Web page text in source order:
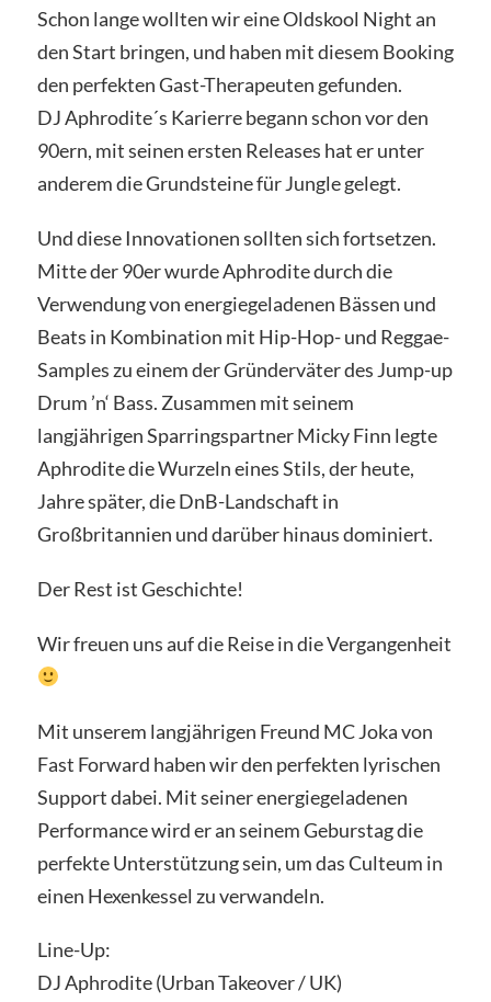
Schon lange wollten wir eine Oldskool Night an
den Start bringen, und haben mit diesem Booking
den perfekten Gast-Therapeuten gefunden.
DJ Aphrodite´s Karierre begann schon vor den
90ern, mit seinen ersten Releases hat er unter
anderem die Grundsteine für Jungle gelegt.
Und diese Innovationen sollten sich fortsetzen.
Mitte der 90er wurde Aphrodite durch die
Verwendung von energiegeladenen Bässen und
Beats in Kombination mit Hip-Hop- und Reggae-
Samples zu einem der Gründerväter des Jump-up
Drum ’n‘ Bass. Zusammen mit seinem
langjährigen Sparringspartner Micky Finn legte
Aphrodite die Wurzeln eines Stils, der heute,
Jahre später, die DnB-Landschaft in
Großbritannien und darüber hinaus dominiert.
Der Rest ist Geschichte!
Wir freuen uns auf die Reise in die Vergangenheit
Mit unserem langjährigen Freund MC Joka von
Fast Forward haben wir den perfekten lyrischen
Support dabei. Mit seiner energiegeladenen
Performance wird er an seinem Geburstag die
perfekte Unterstützung sein, um das Culteum in
einen Hexenkessel zu verwandeln.
Line-Up:
DJ Aphrodite (Urban Takeover / UK)